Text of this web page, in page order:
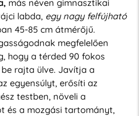
más néven gimnasztikai
labda, egy nagy felfújható
45-85 cm átmérőjű.
megfelelően
hogy a térded 90 fokos
rajta ülve. Javítja a
egyensúlyt, erősíti az
testben, növeli a
és a mozgási tartományt,